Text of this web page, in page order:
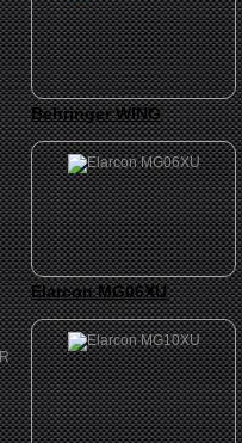
Behringer WING
Elarcon MG06XU